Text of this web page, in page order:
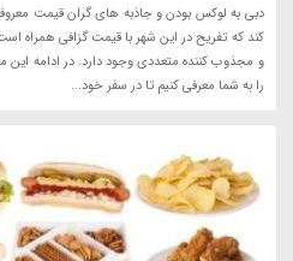
دبی به لوکس بودن و جاذبه های گران قیمت
کند که تفریح در این شهر با قیمت گزافی همراه
و مجذوب کننده متعددی وجود دارد. در ادامه
را به شما معرفی کنیم تا در سفر خود...